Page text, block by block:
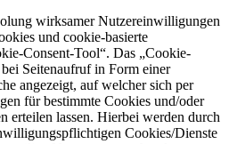
wirksamer Nutzereinwilligungen
und cookie-basierte
Consent-Tool“. Das „Cookie-
Seitenaufruf in Form einer
angezeigt, auf welcher sich per
für bestimmte Cookies und/oder
erteilen lassen. Hierbei werden durch
Cookies/Dienste